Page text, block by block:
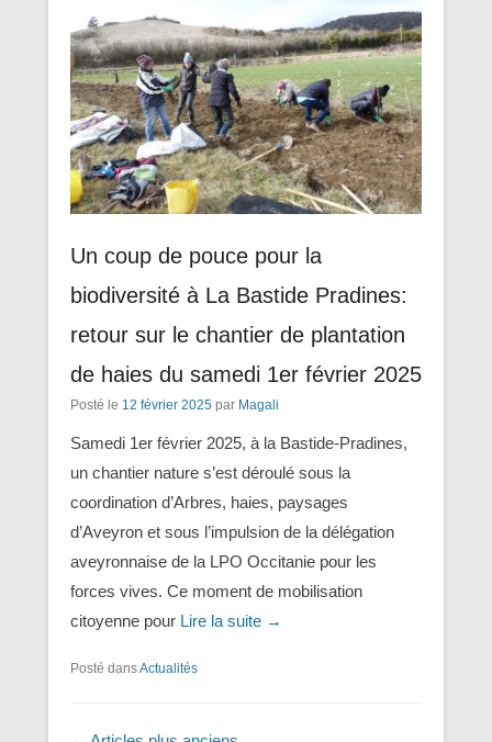
Un coup de pouce pour la
biodiversité à La Bastide Pradines:
retour sur le chantier de plantation
de haies du samedi 1er février 2025
Posté le 12 février 2025 par Magali
Samedi 1er février 2025, à la Bastide-Pradines,
un chantier nature s’est déroulé sous la
coordination d’Arbres, haies, paysages
d’Aveyron et sous l’impulsion de la délégation
aveyronnaise de la LPO Occitanie pour les
forces vives. Ce moment de mobilisation
citoyenne pour Lire la suite →
Posté dansActualités